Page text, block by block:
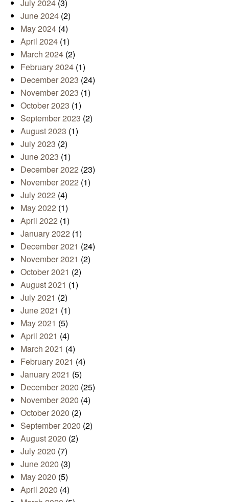
July 2024 (3)
June 2024 (2)
May 2024 (4)
April 2024 (1)
March 2024 (2)
February 2024 (1)
December 2023 (24)
November 2023 (1)
October 2023 (1)
September 2023 (2)
August 2023 (1)
July 2023 (2)
June 2023 (1)
December 2022 (23)
November 2022 (1)
July 2022 (4)
May 2022 (1)
April 2022 (1)
January 2022 (1)
December 2021 (24)
November 2021 (2)
October 2021 (2)
August 2021 (1)
July 2021 (2)
June 2021 (1)
May 2021 (5)
April 2021 (4)
March 2021 (4)
February 2021 (4)
January 2021 (5)
December 2020 (25)
November 2020 (4)
October 2020 (2)
September 2020 (2)
August 2020 (2)
July 2020 (7)
June 2020 (3)
May 2020 (5)
April 2020 (4)